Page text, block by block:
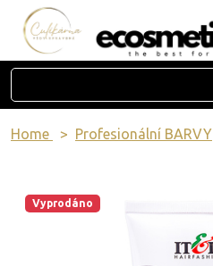
Home Profesionální BARVY
Vyprodáno